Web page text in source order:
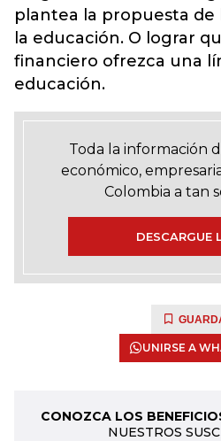
plantea la propuesta de
la educación. O lograr
financiero ofrezca una
educación.
Toda la información
económico,
Colombia a tan
DESCARGUE
UNIRSE A
CONOZCA LOS
NUESTROS